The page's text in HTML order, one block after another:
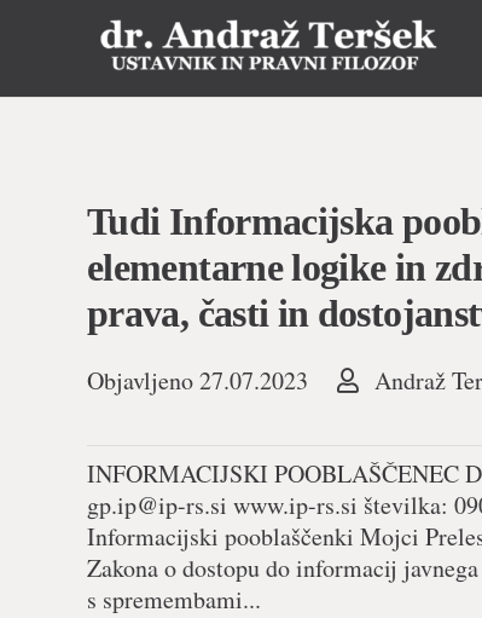
Tudi Informacijska
elementarne logike in
prava, časti in
Objavljeno27.07.2023 Andraž
INFORMACIJSKI POOBLAŠČENEC
gp.ip@ip-rs.si www.ip-rs.si številka:
Informacijski pooblaščenki Mojci
Zakona o dostopu do informacij
s spremembami...